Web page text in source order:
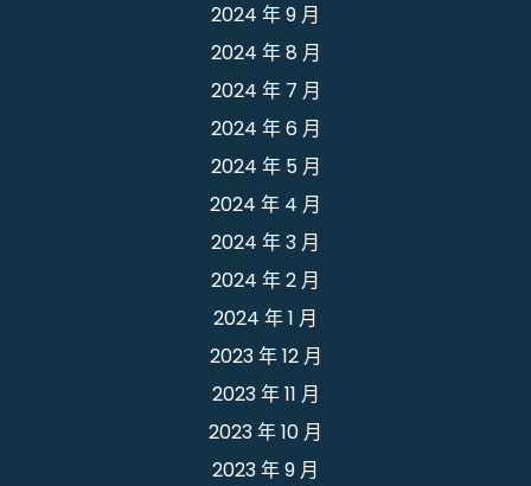
2024 年 9 月
2024 年 8 月
2024 年 7 月
2024 年 6 月
2024 年 5 月
2024 年 4 月
2024 年 3 月
2024 年 2 月
2024 年 1 月
2023 年 12 月
2023 年 11 月
2023 年 10 月
2023 年 9 月